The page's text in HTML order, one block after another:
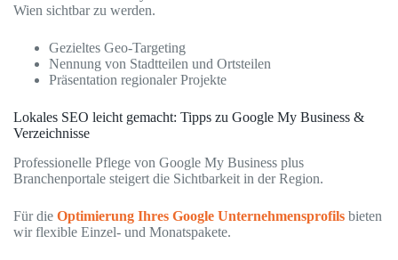
Wien sichtbar zu werden.
Gezieltes Geo-Targeting
Nennung von Stadtteilen und Ortsteilen
Präsentation regionaler Projekte
Lokales SEO leicht gemacht: Tipps zu Google My Business &
Verzeichnisse
Professionelle Pflege von Google My Business plus
Branchenportale steigert die Sichtbarkeit in der Region.
Für die Optimierung Ihres Google Unternehmensprofils bieten
wir flexible Einzel- und Monatspakete.